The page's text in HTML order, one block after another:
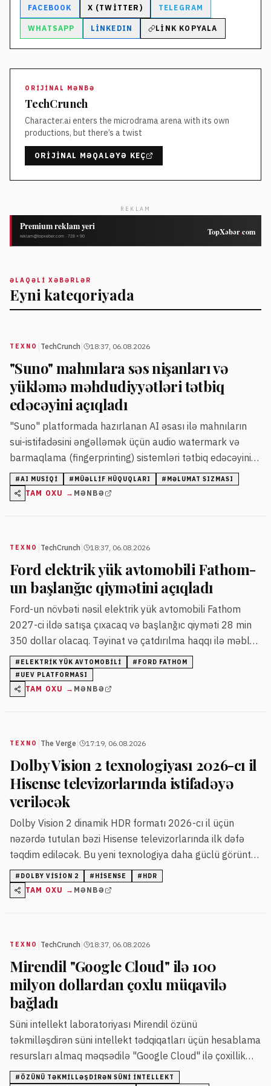
FACEBOOK X (TWITTER) TELEGRAM
WHATSAPP LINKEDIN LINK KOPYALA
ORIJINAL MƏNBƏ
TechCrunch
Character.ai enters the microdrama arena with its own
productions, but there’s a twist
ORIJINAL MƏQALƏYƏ KEÇ
REKLAM
ƏLAQƏLI XƏBƏRLƏR
Eyni kateqoriyada
TEXNO TechCrunch 18:37, 06.08.2026
"Suno" mahnılara səs nişanları və
yükləmə məhdudiyyətləri tətbiq
edəcəyini açıqladı
"Suno" platformada hazırlanan AI əsası ilə mahnıların
sui-istifadəsini əngəlləmək üçün audio watermark və
barmaqlama (fingerprinting) sistemləri tətbiq edəcəyini
və yükləmə siyasətini sərtləşdirəcəyini bildirib. Şirkət
müəllif hüquqları iddiaları və ötən ildən baş verən
məlumat sızması ilə bağlı problemlərlə üzləşib.
#AI MUSIQI # MÜƏLLIF HÜQUQLARI # MƏLUMAT SIZMASI
TAM OXU → MƏNBƏ
TEXNO TechCrunch 18:37, 06.08.2026
Ford elektrik yük avtomobili Fathom-
un başlanğıc qiymətini açıqladı
Ford-un növbəti nəsil elektrik yük avtomobili Fathom
2027-ci ildə satışa çıxacaq və başlanğıc qiyməti 28 min
350 dollar olacaq. Təyinat və çatdırılma haqqı ilə məbləğ
29 min 945 dollara çatacaq. Şirkət avtomobili yeni
Universal EV Platform üzərində hazırlayır və təslimatlar
2027-ci ilin payızında başlayacaq.
# ELEKTRIK YÜK AVTOMOBILI # FORD FATHOM
# UEV PLATFORMASI
TAM OXU → MƏNBƏ
TEXNO The Verge 17:19, 06.08.2026
Dolby Vision 2 texnologiyası 2026-cı il
Hisense televizorlarında istifadəyə
veriləcək
Dolby Vision 2 dinamik HDR formatı 2026-cı il üçün
nəzərdə tutulan bəzi Hisense televizorlarında ilk dəfə
təqdim ediləcək. Bu yeni texnologiya daha güclü görüntü
mühərriki və genişləndirilmiş metadata ilə əvvəlki Dolby
Vision formatını təkmilləşdirir.
# DOLBY VISION 2 # HISENSE # HDR
TAM OXU → MƏNBƏ
TEXNO TechCrunch 18:37, 06.08.2026
Mirendil "Google Cloud" ilə 100
milyon dollardan çoxlu müqavilə
bağladı
Süni intellekt laboratoriyası Mirendil özünü
təkmilləşdirən süni intellekt tədqiqatları üçün hesablama
resursları almaq məqsədilə "Google Cloud" ilə çoxillik
müqavilə bağlayıb. Razılaşma şirkətin ilkin investisiya
# ÖZÜNÜ TƏKMILLƏŞDIRƏN SÜNI INTELLEKT